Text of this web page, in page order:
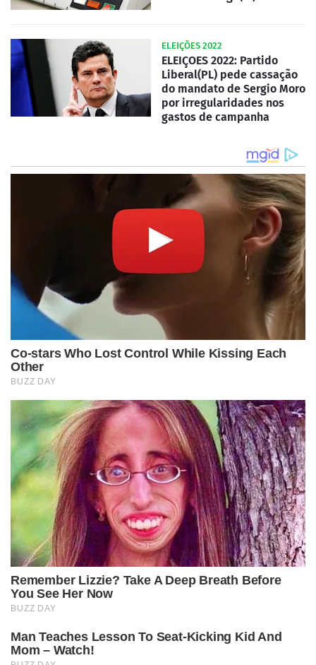
ELEIÇÕES 2022
ELEIÇOES 2022: Partido
Liberal(PL) pede cassação
do mandato de Sergio Moro
por irregularidades nos
gastos de campanha